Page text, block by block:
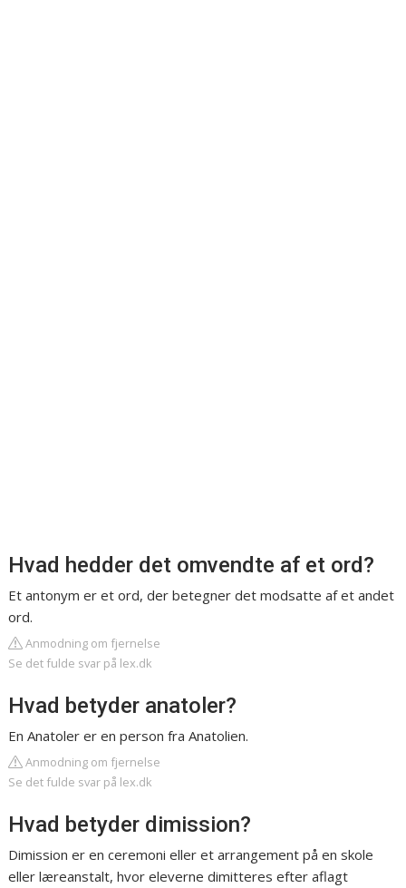
Hvad hedder det omvendte af et ord?
Et antonym er et ord, der betegner det modsatte af et andet
ord.
Anmodning om fjernelse
Se det fulde svar på lex.dk
Hvad betyder anatoler?
En Anatoler er en person fra Anatolien.
Anmodning om fjernelse
Se det fulde svar på lex.dk
Hvad betyder dimission?
Dimission er en ceremoni eller et arrangement på en skole
eller læreanstalt, hvor eleverne dimitteres efter aflagt